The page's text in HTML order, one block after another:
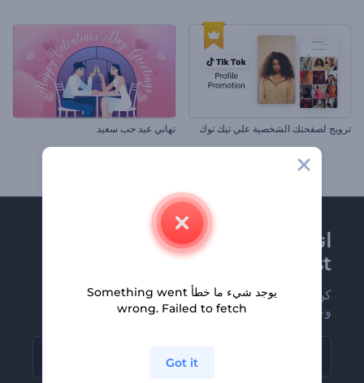
ترويج لصفحتك الشخصية علي تيك توك تهاني عيد حب سعيد
انضم إلى نشرة
Renderforest الإخبارية
كن من بين أوائل من يستلمون أحدث أخبارنا
وعروضنا
يوجد شيء ما خطأ Something went
wrong. Failed to fetch
Got it